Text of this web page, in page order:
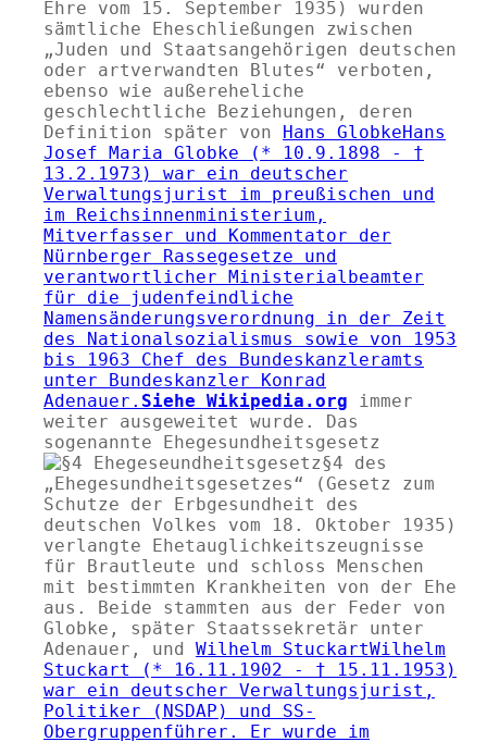
Ehre vom 15. September 1935) wurden
sämtliche Eheschließungen zwischen
Juden und Staatsangehörigen deutschen
oder artverwandten Blutes
verboten,
ebenso wie außereheliche
geschlechtliche Beziehungen, deren
Definition später von Hans GlobkeHans
Josef Maria Globke (* 10.9.1898 - †
13.2.1973) war ein deutscher
Verwaltungsjurist im preußischen und
im Reichsinnenministerium,
Mitverfasser und Kommentator der
Nürnberger Rassegesetze und
verantwortlicher Ministerialbeamter
für die judenfeindliche
Namensänderungsverordnung in der Zeit
des Nationalsozialismus sowie von 1953
bis 1963 Chef des Bundeskanzleramts
unter Bundeskanzler Konrad
Adenauer. Siehe Wikipedia.org immer
weiter ausgeweitet wurde. Das
sogenannte Ehegesundheitsgesetz
§4 des
Ehegesundheitsgesetzes
(Gesetz zum
Schutze der Erbgesundheit des
deutschen Volkes vom 18. Oktober 1935)
verlangte Ehetauglichkeitszeugnisse
für Brautleute und schloss Menschen
mit bestimmten Krankheiten von der Ehe
aus. Beide stammten aus der Feder von
Globke, später Staatssekretär unter
Adenauer, und Wilhelm StuckartWilhelm
Stuckart (* 16.11.1902 - † 15.11.1953)
war ein deutscher Verwaltungsjurist,
Politiker (NSDAP) und SS-
Obergruppenführer. Er wurde im